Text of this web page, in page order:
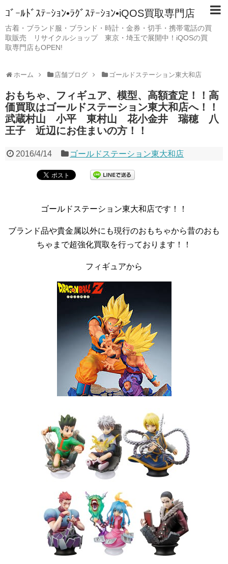
ｺﾞｰﾙﾄﾞｽﾃｰｼｮﾝ•ﾗｸﾞｽﾃｰｼｮﾝ•iQOS買取専門店
古着・ブランド服・ブランド・時計・金券・切手・携帯電話の買
取販売 リサイクルショップ 東京・埼玉で展開中！iQOSの買
取専門店もOPEN!
ホーム 店舗ブログ ゴールドステーション東大和店
おもちゃ、フィギュア、模型、高額査定！！高
価買取はゴールドステーション東大和店へ！！
武蔵村山 小平 東村山 花小金井 瑞穂 八
王子 近辺にお住まいの方！！
2016/4/14 ゴールドステーション東大和店
ゴールドステーション東大和店です！！
ブランド品や貴金属以外にも現行のおもちゃから昔のおも
ちゃまで超強化買取を行っております！！
フィギュアから